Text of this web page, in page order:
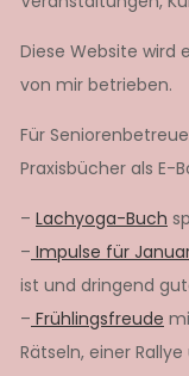
Diese Website wird
von mir betrieben.
Für
Praxisbücher als E-
– Lachyoga-Buch
– Impulse für
ist und dringend
– Frühlingsfreude
Rätseln, einer